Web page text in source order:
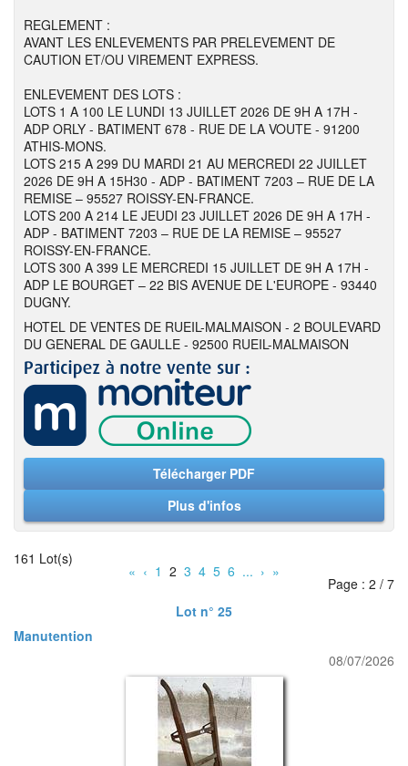
REGLEMENT :
AVANT LES ENLEVEMENTS PAR PRELEVEMENT DE
CAUTION ET/OU VIREMENT EXPRESS.
ENLEVEMENT DES LOTS :
LOTS 1 A 100 LE LUNDI 13 JUILLET 2026 DE 9H A 17H -
ADP ORLY - BATIMENT 678 - RUE DE LA VOUTE - 91200
ATHIS-MONS.
LOTS 215 A 299 DU MARDI 21 AU MERCREDI 22 JUILLET
2026 DE 9H A 15H30 - ADP - BATIMENT 7203 – RUE DE LA
REMISE – 95527 ROISSY-EN-FRANCE.
LOTS 200 A 214 LE JEUDI 23 JUILLET 2026 DE 9H A 17H -
ADP - BATIMENT 7203 – RUE DE LA REMISE – 95527
ROISSY-EN-FRANCE.
LOTS 300 A 399 LE MERCREDI 15 JUILLET DE 9H A 17H -
ADP LE BOURGET – 22 BIS AVENUE DE L'EUROPE - 93440
DUGNY.
HOTEL DE VENTES DE RUEIL-MALMAISON - 2 BOULEVARD
DU GENERAL DE GAULLE - 92500 RUEIL-MALMAISON
Télécharger PDF
Plus d'infos
161 Lot(s)
« ‹ 1 2 3 4 5 6 ... › »
Page : 2 / 7
Lot n° 25
Manutention
08/07/2026